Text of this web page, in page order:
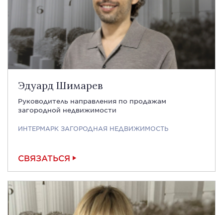
Эдуард Шимарев
Руководитель направления по продажам
загородной недвижимости
ИНТЕРМАРК ЗАГОРОДНАЯ НЕДВИЖИМОСТЬ
СВЯЗАТЬСЯ